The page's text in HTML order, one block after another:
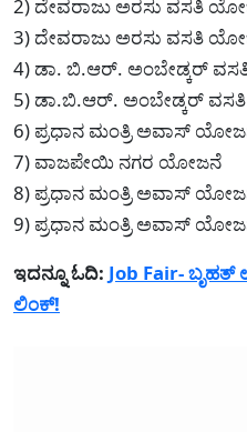
2) ದೇವರಾಜು ಅರಸು ವಸತಿ
3) ದೇವರಾಜು ಅರಸು ವಸತಿ
4) ಡಾ. ಬಿ.ಆರ್. ಅಂಬೇಡ್ಕರ್
5) ಡಾ.ಬಿ.ಆರ್. ಅಂಬೇಡ್ಕರ್
6) ಪ್ರಧಾನ ಮಂತ್ರಿ ಅವಾಸ್‌ ಯೋಜನೆ
7) ವಾಜಪೇಯಿ ನಗರ ಯೋಜನೆ
8) ಪ್ರಧಾನ ಮಂತ್ರಿ ಅವಾಸ್
9) ಪ್ರಧಾನ ಮಂತ್ರಿ ಅವಾಸ್
ಇದನ್ನೂ ಓದಿ: Job Fair-
ಲಿಂಕ್!